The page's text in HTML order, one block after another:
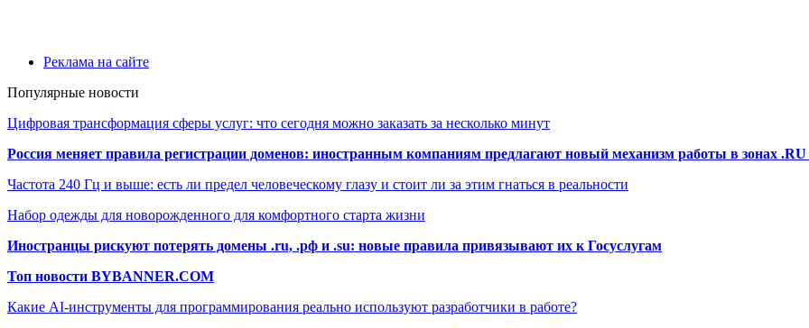
Реклама на сайте
Популярные новости
Цифровая трансформация сферы услуг: что сегодня можно заказать за несколько минут
Россия меняет правила регистрации доменов: иностранным компаниям предлагают новый механизм работы в зонах
Частота 240 Гц и выше: есть ли предел человеческому глазу и стоит ли за этим гнаться в реальности
Набор одежды для новорожденного для комфортного старта жизни
Иностранцы рискуют потерять домены .ru, .рф и .su: новые правила привязывают их к Госуслугам
Топ новости BYBANNER.COM
Какие AI-инструменты для программирования реально используют разработчики в работе?